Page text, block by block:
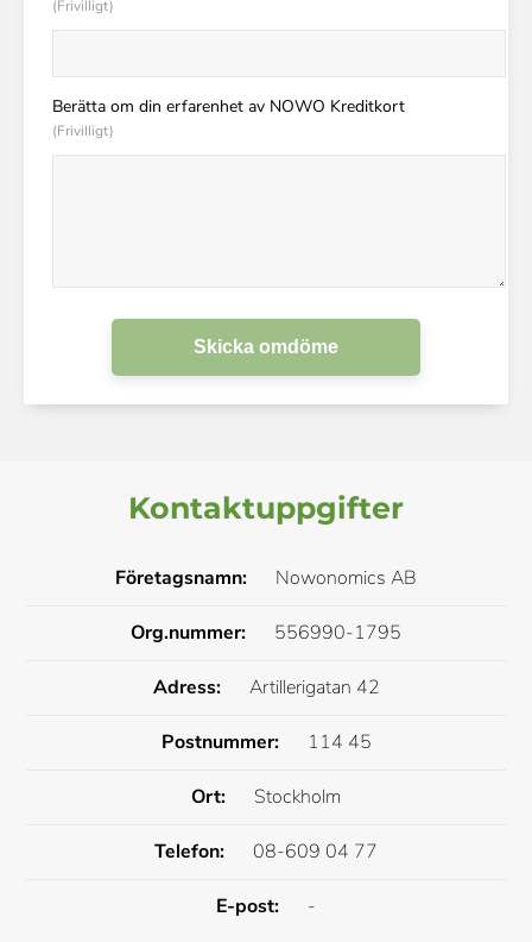
(Frivilligt)
Berätta om din erfarenhet av NOWO Kreditkort
(Frivilligt)
Skicka omdöme
Kontaktuppgifter
Företagsnamn: Nowonomics AB
Org.nummer: 556990-1795
Adress: Artillerigatan 42
Postnummer: 114 45
Ort: Stockholm
Telefon: 08-609 04 77
E-post: -